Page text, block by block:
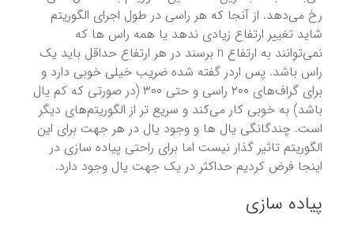
رخ می‌دهد. از آنجا که هر راسی در طول اجرای الگوریتم
شاید تغییر ارتفاع زیادی ندهد یا همه راس ها که
نمی‌توانند به ارتفاع n برسند در هر ارتفاع حداقل باید یک
راس باشد. پس اردر گفته شده ضریب خیلی خوبی دارد و
برای گراف‌های ۲۰۰ راسی و حتی ۳۰۰ (در صورتی که کم یال
باشد) به خوبی کار می‌کند و سریع تر از الگوریتم‌های دیگر
است. چندگانگی یال ها و وجود یال در هر جهت برای این
الگوریتم تاثیر گذار نیست اما برای راحتی پیاده سازی در
اینجا فرض کردیم حداکثر در یک جهت یال وجود دارد.
پیاده سازی